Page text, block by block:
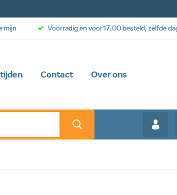
Contact Over ons
Voorradig en voor 17:00 besteld, zelfde